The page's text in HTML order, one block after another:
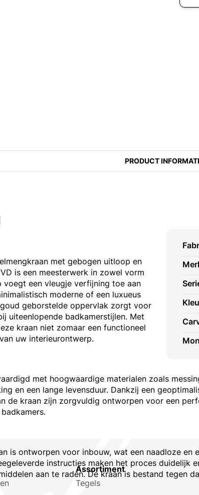
PRODUCT
met gebogen uitloop en
is een meesterwerk in zowel vorm
een vleugje verfijning toe aan
moderne of een luxueus
geborstelde oppervlak zorgt voor
uiteenlopende badkamerstijlen. Met
kraan niet zomaar een functioneel
uw interieurontwerp.
met hoogwaardige materialen zoals
en een lange levensduur. Dankzij een
de kraan zijn zorgvuldig ontworpen voor een
is ontworpen voor inbouw, wat een naadloze
instructies maken het proces
aan te raden. De kraan is bestand tegen
Assortiment
Tegels